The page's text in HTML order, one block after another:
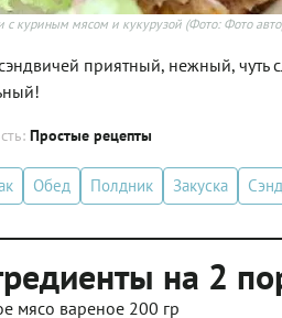
с куриным мясом и кукурузой (Фото: Фото
приятный, нежный,
Простые рецепты
Обед Полдник Закуска
на 2
мясо вареное 200 гр